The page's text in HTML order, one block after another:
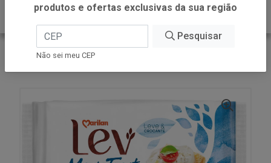
INÍCIO
MARILAN
produtos e ofertas exclusivas da sua região
Pesquisar
Não sei meu CEP